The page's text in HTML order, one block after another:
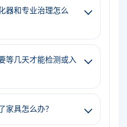
器和专业治理怎么
等几天才能检测或入
家具怎么办？